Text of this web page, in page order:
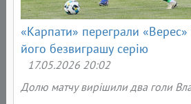
«Карпати» переграли
його безвиграшу серію
17.05.2026 20:02
Долю матчу вирішили два голи